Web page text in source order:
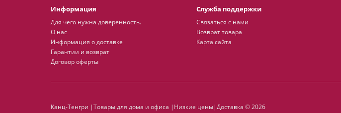
Информация
Для чего нужна доверенность.
О нас
Информация о доставке
Гарантии и возврат
Договор оферты
Служба поддержки
Связаться с нами
Возврат товара
Карта сайта
Канц-Тенгри |Товары для дома и офиса |Низкие цены|Доставка © 2026